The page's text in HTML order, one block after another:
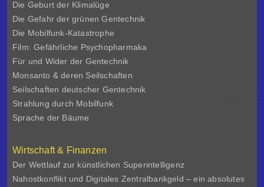
Die Geburt der Klimalüge
Die Gefahr der grünen Gentechnik
Die Mobilfunk-Katastrophe
Film: Gefährliche Psychopharmaka
Für und Wider der Gentechnik
Monsanto & deren Seilschaften
Seilschaften deutscher Gentechnik
Strahlung durch Mobilfunk
Sprache der Bäume
Wirtschaft & Finanzen
Der Wettlauf zur künstlichen Superintelligenz
Nahostkonflikt und Digitales Zentralbankgeld – ein absolutes